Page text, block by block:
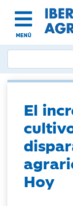
MENÚ
El
Hoy